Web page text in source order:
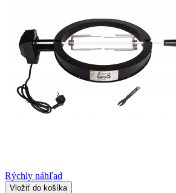
Rýchly náhľad
Vložiť do košíka